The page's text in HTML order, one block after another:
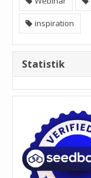
inspiration
Statistik